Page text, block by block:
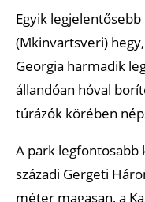
Egyik legjelentősebb
(Mkinvartsveri)
Georgia harmadik
állandóan hóval
túrázók körében
A park legfontosabb
századi Gergeti
méter magasan, a